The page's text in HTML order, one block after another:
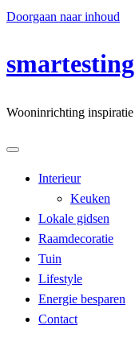
Doorgaan naar inhoud
Wooninrichting
Interieur
Keuken
Lokale gidsen
Raamdecoratie
Tuin
Lifestyle
Energie besparen
Contact